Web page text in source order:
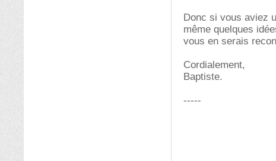
Donc si vous aviez
même quelques
vous en serais
Cordialement,
Baptiste.
-----